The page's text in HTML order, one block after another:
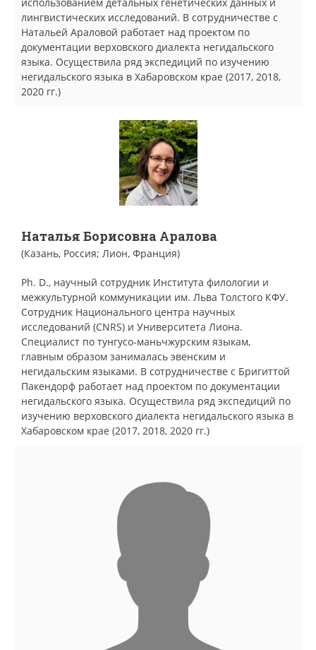
лингвистических исследований. В сотрудничестве с
Натальей Араловой работает над проектом по
документации верховского диалекта негидальского
языка. Осуществила ряд экспедиций по изучению
негидальского языка в Хабаровском крае (2017, 2018,
2020 гг.)
Наталья Борисовна Аралова
(Казань, Россия; Лион, Франция)
Ph. D., научный сотрудник Института филологии и
межкультурной коммуникации им. Льва Толстого КФУ.
Сотрудник Национального центра научных
исследований (CNRS) и Университета Лиона.
Специалист по тунгусо-маньчжурским языкам,
главным образом занималась эвенским и
негидальским языками. В сотрудничестве с Бригиттой
Пакендорф работает над проектом по документации
негидальского языка. Осуществила ряд экспедиций по
изучению верховского диалекта негидальского языка в
Хабаровском крае (2017, 2018, 2020 гг.)